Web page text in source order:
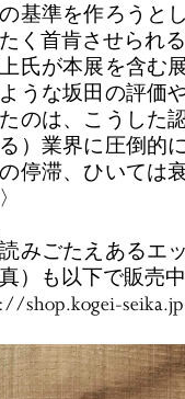
基準を作ろうと
く首肯させられ
上氏が本展を含む
うな坂田の評価
のは、こうした
）業界に圧倒的
停滞、ひいては
みごたえあるエ
真）も以下で販売
shop.kogei-